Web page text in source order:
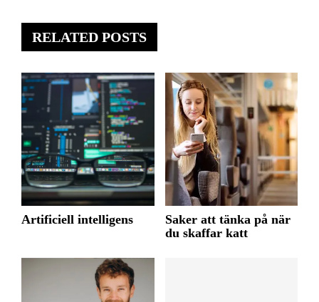
RELATED POSTS
Artificiell intelligens
Saker att tänka på när
du skaffar katt